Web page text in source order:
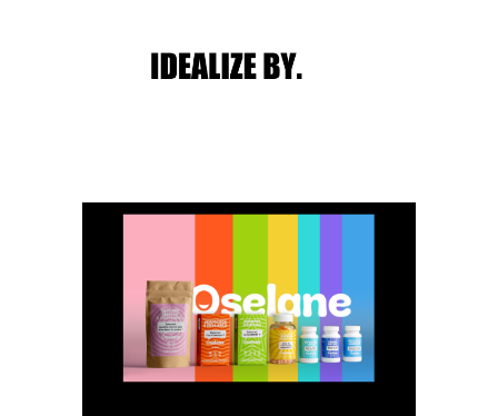
Post navigation